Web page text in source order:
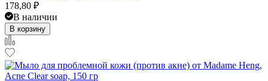
178,80 ₽
В наличии
В корзину